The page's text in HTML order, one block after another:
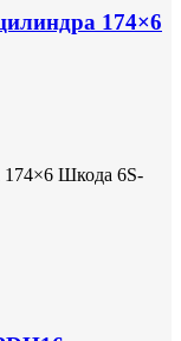
174×6
174×6 Шкода 6S-